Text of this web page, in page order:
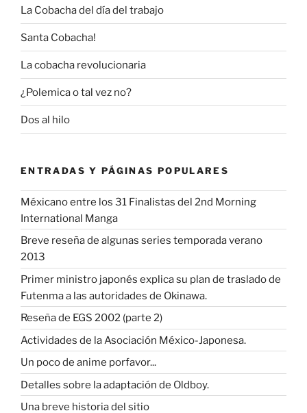
La Cobacha del día del trabajo
Santa Cobacha!
La cobacha revolucionaria
¿Polemica o tal vez no?
Dos al hilo
ENTRADAS Y PÁGINAS POPULARES
Méxicano entre los 31 Finalistas del 2nd Morning
International Manga
Breve reseña de algunas series temporada verano
2013
Primer ministro japonés explica su plan de traslado de
Futenma a las autoridades de Okinawa.
Reseña de EGS 2002 (parte 2)
Actividades de la Asociación México-Japonesa.
Un poco de anime porfavor...
Detalles sobre la adaptación de Oldboy.
Una breve historia del sitio